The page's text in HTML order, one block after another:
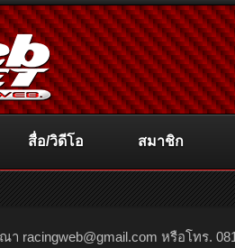
า racingweb@gmail.com หรือโทร.
สื่อ/วิดีโอ สมาชิก